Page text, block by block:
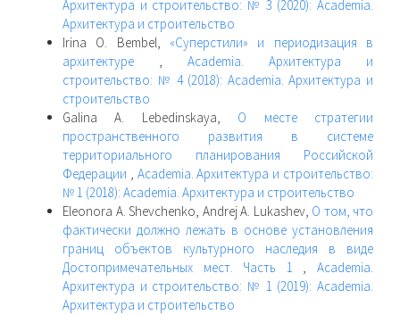
Архитектура и строительство: № 3 (2020): Academia.
Архитектура и строительство
Irina O. Bembel, «Суперстили» и периодизация в
архитектуре , Academia. Архитектура и
строительство: № 4 (2018): Academia. Архитектура и
строительство
Galina A. Lebedinskaya, О месте стратегии
пространственного развития в системе
территориального планирования Российской
Федерации , Academia. Архитектура и строительство:
№ 1 (2018): Academia. Архитектура и строительство
Eleonora A. Shevchenko, Andrej A. Lukashev, О том, что
фактически должно лежать в основе установления
границ объектов культурного наследия в виде
Достопримечательных мест. Часть 1 ,Academia.
Архитектура и строительство: № 1 (2019): Academia.
Архитектура и строительство